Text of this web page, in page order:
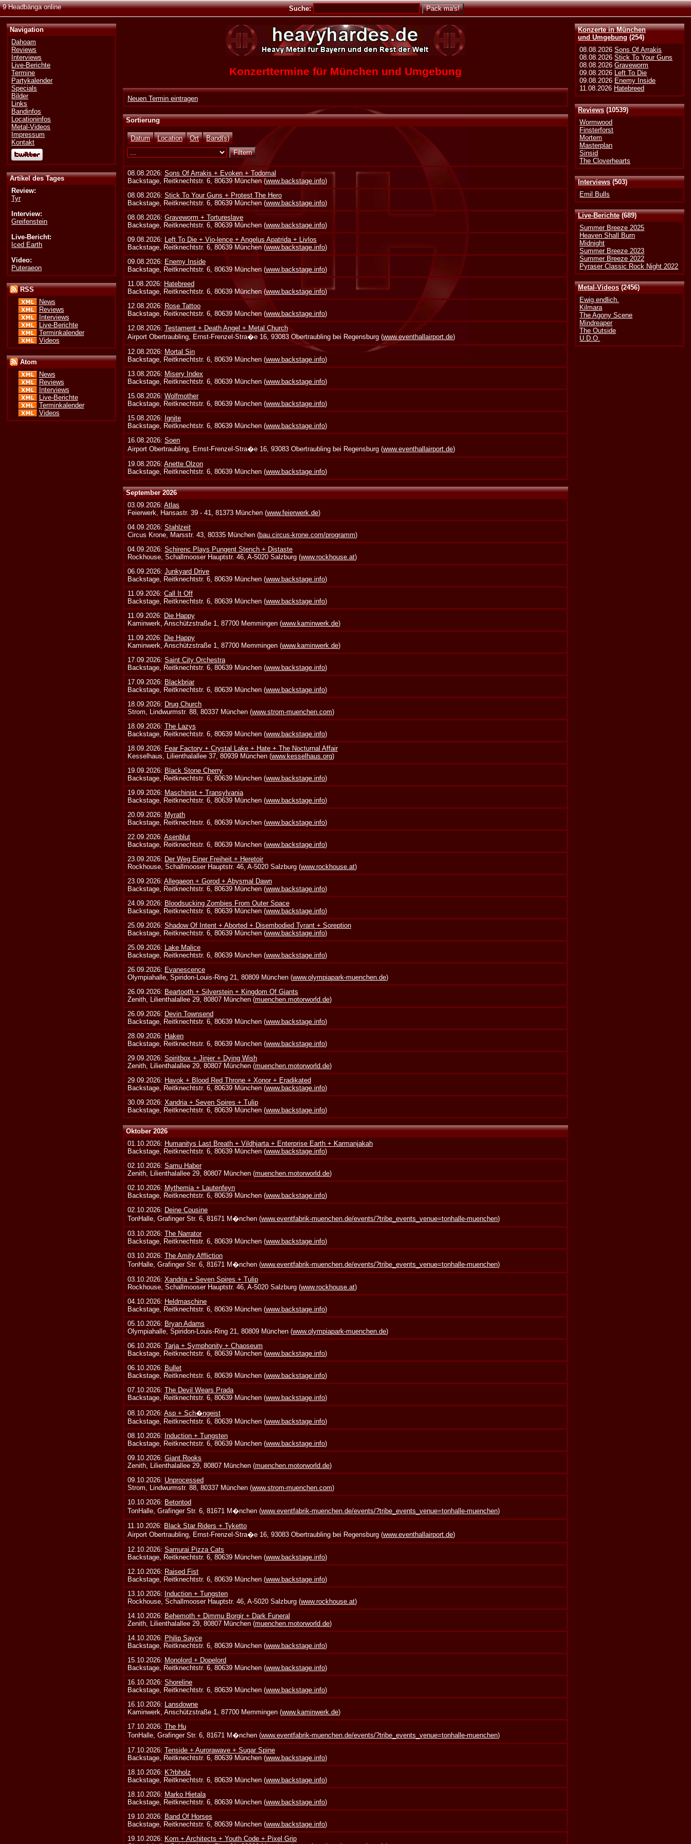
9 Headbänga online Suche:
Konzerte in München
und Umgebung (254)
08.08.2026Sons Of Arrakis
08.08.2026Stick To Your Guns
08.08.2026Graveworm
09.08.2026 Left To Die
09.08.2026 Enemy Inside
11.08.2026 Hatebreed
Reviews(10539)
Wormwood
Finsterforst
Mortem
Masterplan
Sinsid
The Cloverhearts
Interviews(503)
Emil Bulls
Live-Berichte(689)
Summer Breeze 2025
Heaven Shall Burn
Midnight
Summer Breeze 2023
Summer Breeze 2022
Pyraser Classic Rock Night 2022
Metal-Videos(2456)
Ewig.endlich.
Kilmara
The Agony Scene
Mindreaper
The Outside
U.D.O.
Navigation
Dahoam
Reviews
Interviews
Live-Berichte
Termine
Partykalender
Specials
Bilder
Links
Bandinfos
Locationinfos
Metal-Videos
Impressum
Kontakt
Artikel des Tages
Review:
Tyr
Interview:
Greifenstein
Live-Bericht:
Iced Earth
Video:
Puteraeon
RSS
News
Reviews
Interviews
Live-Berichte
Terminkalender
Videos
Atom
News
Reviews
Interviews
Live-Berichte
Terminkalender
Videos
Konzerttermine für München und Umgebung
Neuen Termin eintragen
Sortierung
Datum Location Ort Band(s)
08.08.2026:Sons Of Arrakis + Evoken + Todomal
Backstage, Reitknechtstr. 6, 80639 München (www.backstage.info)
08.08.2026:Stick To Your Guns + Protest The Hero
Backstage, Reitknechtstr. 6, 80639 München (www.backstage.info)
08.08.2026:Graveworm + Tortureslave
Backstage, Reitknechtstr. 6, 80639 München (www.backstage.info)
09.08.2026: Left To Die + Vio-lence + Angelus Apatrida + Livlos
Backstage, Reitknechtstr. 6, 80639 München (www.backstage.info)
09.08.2026: Enemy Inside
Backstage, Reitknechtstr. 6, 80639 München (www.backstage.info)
11.08.2026: Hatebreed
Backstage, Reitknechtstr. 6, 80639 München (www.backstage.info)
12.08.2026: Rose Tattoo
Backstage, Reitknechtstr. 6, 80639 München (www.backstage.info)
12.08.2026:Testament + Death Angel + Metal Church
Airport Obertraubling, Ernst-Frenzel-Stra�e 16, 93083 Obertraubling bei Regensburg (www.eventhallairport.de)
12.08.2026: Mortal Sin
Backstage, Reitknechtstr. 6, 80639 München (www.backstage.info)
13.08.2026: Misery Index
Backstage, Reitknechtstr. 6, 80639 München (www.backstage.info)
15.08.2026:Wolfmother
Backstage, Reitknechtstr. 6, 80639 München (www.backstage.info)
15.08.2026: Ignite
Backstage, Reitknechtstr. 6, 80639 München (www.backstage.info)
16.08.2026:Soen
Airport Obertraubling, Ernst-Frenzel-Stra�e 16, 93083 Obertraubling bei Regensburg (www.eventhallairport.de)
19.08.2026:Anette Olzon
Backstage, Reitknechtstr. 6, 80639 München (www.backstage.info)
September 2026
03.09.2026:Atlas
Feierwerk, Hansastr. 39 - 41, 81373 München (www.feierwerk.de)
04.09.2026:Stahlzeit
Circus Krone, Marsstr. 43, 80335 München (bau.circus-krone.com/programm)
04.09.2026:Schirenc Plays Pungent Stench + Distaste
Rockhouse, Schallmooser Hauptstr. 46, A-5020 Salzburg (www.rockhouse.at)
06.09.2026:Junkyard Drive
Backstage, Reitknechtstr. 6, 80639 München (www.backstage.info)
11.09.2026:Call It Off
Backstage, Reitknechtstr. 6, 80639 München (www.backstage.info)
11.09.2026: Die Happy
Kaminwerk, Anschützstraße 1, 87700 Memmingen (www.kaminwerk.de)
11.09.2026: Die Happy
Kaminwerk, Anschützstraße 1, 87700 Memmingen (www.kaminwerk.de)
17.09.2026:Saint City Orchestra
Backstage, Reitknechtstr. 6, 80639 München (www.backstage.info)
17.09.2026: Blackbriar
Backstage, Reitknechtstr. 6, 80639 München (www.backstage.info)
18.09.2026: Drug Church
Strom, Lindwurmstr. 88, 80337 München (www.strom-muenchen.com)
18.09.2026:The Lazys
Backstage, Reitknechtstr. 6, 80639 München (www.backstage.info)
18.09.2026: Fear Factory + Crystal Lake + Hate + The Nocturnal Affair
Kesselhaus, Lilienthalallee 37, 80939 München (www.kesselhaus.org)
19.09.2026: Black Stone Cherry
Backstage, Reitknechtstr. 6, 80639 München (www.backstage.info)
19.09.2026: Maschinist + Transylvania
Backstage, Reitknechtstr. 6, 80639 München (www.backstage.info)
20.09.2026: Myrath
Backstage, Reitknechtstr. 6, 80639 München (www.backstage.info)
22.09.2026:Asenblut
Backstage, Reitknechtstr. 6, 80639 München (www.backstage.info)
23.09.2026: Der Weg Einer Freiheit + Heretoir
Rockhouse, Schallmooser Hauptstr. 46, A-5020 Salzburg (www.rockhouse.at)
23.09.2026:Allegaeon + Gorod + Abysmal Dawn
Backstage, Reitknechtstr. 6, 80639 München (www.backstage.info)
24.09.2026: Bloodsucking Zombies From Outer Space
Backstage, Reitknechtstr. 6, 80639 München (www.backstage.info)
25.09.2026:Shadow Of Intent + Aborted + Disembodied Tyrant + Soreption
Backstage, Reitknechtstr. 6, 80639 München (www.backstage.info)
25.09.2026: Lake Malice
Backstage, Reitknechtstr. 6, 80639 München (www.backstage.info)
26.09.2026: Evanescence
Olympiahalle, Spiridon-Louis-Ring 21, 80809 München (www.olympiapark-muenchen.de)
26.09.2026: Beartooth + Silverstein + Kingdom Of Giants
Zenith, Lilienthalallee 29, 80807 München (muenchen.motorworld.de)
26.09.2026: Devin Townsend
Backstage, Reitknechtstr. 6, 80639 München (www.backstage.info)
28.09.2026: Haken
Backstage, Reitknechtstr. 6, 80639 München (www.backstage.info)
29.09.2026:Spiritbox + Jinjer + Dying Wish
Zenith, Lilienthalallee 29, 80807 München (muenchen.motorworld.de)
29.09.2026: Havok + Blood Red Throne + Xonor + Eradikated
Backstage, Reitknechtstr. 6, 80639 München (www.backstage.info)
30.09.2026:Xandria + Seven Spires + Tulip
Backstage, Reitknechtstr. 6, 80639 München (www.backstage.info)
Oktober 2026
01.10.2026: Humanitys Last Breath + Vildhjarta + Enterprise Earth + Karmanjakah
Backstage, Reitknechtstr. 6, 80639 München (www.backstage.info)
02.10.2026:Samu Haber
Zenith, Lilienthalallee 29, 80807 München (muenchen.motorworld.de)
02.10.2026: Mythemia + Lautenfeyn
Backstage, Reitknechtstr. 6, 80639 München (www.backstage.info)
02.10.2026: Deine Cousine
TonHalle, Grafinger Str. 6, 81671 M�nchen (www.eventfabrik-muenchen.de/events/?tribe_events_venue=tonhalle-muenchen)
03.10.2026:The Narrator
Backstage, Reitknechtstr. 6, 80639 München (www.backstage.info)
03.10.2026:The Amity Affliction
TonHalle, Grafinger Str. 6, 81671 M�nchen (www.eventfabrik-muenchen.de/events/?tribe_events_venue=tonhalle-muenchen)
03.10.2026:Xandria + Seven Spires + Tulip
Rockhouse, Schallmooser Hauptstr. 46, A-5020 Salzburg (www.rockhouse.at)
04.10.2026: Heldmaschine
Backstage, Reitknechtstr. 6, 80639 München (www.backstage.info)
05.10.2026: Bryan Adams
Olympiahalle, Spiridon-Louis-Ring 21, 80809 München (www.olympiapark-muenchen.de)
06.10.2026:Tarja + Symphonity + Chaoseum
Backstage, Reitknechtstr. 6, 80639 München (www.backstage.info)
06.10.2026: Bullet
Backstage, Reitknechtstr. 6, 80639 München (www.backstage.info)
07.10.2026:The Devil Wears Prada
Backstage, Reitknechtstr. 6, 80639 München (www.backstage.info)
08.10.2026:Asp + Sch�ngeist
Backstage, Reitknechtstr. 6, 80639 München (www.backstage.info)
08.10.2026: Induction + Tungsten
Backstage, Reitknechtstr. 6, 80639 München (www.backstage.info)
09.10.2026:Giant Rooks
Zenith, Lilienthalallee 29, 80807 München (muenchen.motorworld.de)
09.10.2026: Unprocessed
Strom, Lindwurmstr. 88, 80337 München (www.strom-muenchen.com)
10.10.2026: Betontod
TonHalle, Grafinger Str. 6, 81671 M�nchen (www.eventfabrik-muenchen.de/events/?tribe_events_venue=tonhalle-muenchen)
11.10.2026: Black Star Riders + Tyketto
Airport Obertraubling, Ernst-Frenzel-Stra�e 16, 93083 Obertraubling bei Regensburg (www.eventhallairport.de)
12.10.2026:Samurai Pizza Cats
Backstage, Reitknechtstr. 6, 80639 München (www.backstage.info)
12.10.2026: Raised Fist
Backstage, Reitknechtstr. 6, 80639 München (www.backstage.info)
13.10.2026: Induction + Tungsten
Rockhouse, Schallmooser Hauptstr. 46, A-5020 Salzburg (www.rockhouse.at)
14.10.2026: Behemoth + Dimmu Borgir + Dark Funeral
Zenith, Lilienthalallee 29, 80807 München (muenchen.motorworld.de)
14.10.2026: Philip Sayce
Backstage, Reitknechtstr. 6, 80639 München (www.backstage.info)
15.10.2026: Monolord + Dopelord
Backstage, Reitknechtstr. 6, 80639 München (www.backstage.info)
16.10.2026:Shoreline
Backstage, Reitknechtstr. 6, 80639 München (www.backstage.info)
16.10.2026: Lansdowne
Kaminwerk, Anschützstraße 1, 87700 Memmingen (www.kaminwerk.de)
17.10.2026:The Hu
TonHalle, Grafinger Str. 6, 81671 M�nchen (www.eventfabrik-muenchen.de/events/?tribe_events_venue=tonhalle-muenchen)
17.10.2026:Tenside + Aurorawave + Sugar Spine
Backstage, Reitknechtstr. 6, 80639 München (www.backstage.info)
18.10.2026: K?rbholz
Backstage, Reitknechtstr. 6, 80639 München (www.backstage.info)
18.10.2026: Marko Hietala
Backstage, Reitknechtstr. 6, 80639 München (www.backstage.info)
19.10.2026: Band Of Horses
Backstage, Reitknechtstr. 6, 80639 München (www.backstage.info)
19.10.2026: Korn + Architects + Youth Code + Pixel Grip